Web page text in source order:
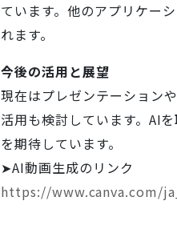
ています。他のアプリケー
れます。
今後の活用と展望
現在はプレゼンテーション
活用も検討しています。AI
を期待しています。
➤AI動画生成のリンク
https://www.canva.com/